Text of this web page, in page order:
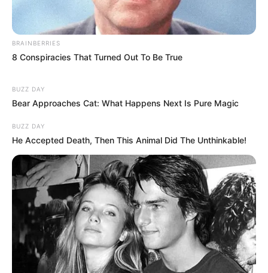
BRAINBERRIES
8 Conspiracies That Turned Out To Be True
BUZZ DAY
Bear Approaches Cat: What Happens Next Is Pure Magic
BUZZ DAY
He Accepted Death, Then This Animal Did The Unthinkable!